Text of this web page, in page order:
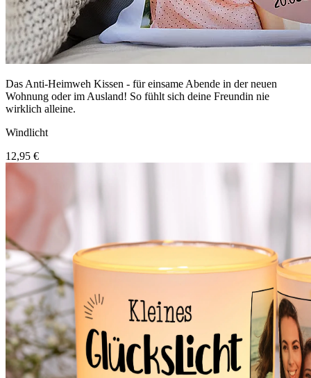
Das Anti-Heimweh Kissen - für einsame Abende in der neuen
Wohnung oder im Ausland! So fühlt sich deine Freundin nie
wirklich alleine.
Windlicht
12,95 €